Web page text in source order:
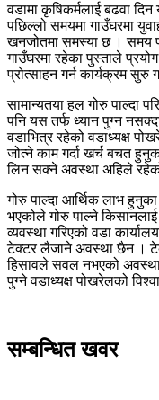
वडामा कृषिकर्मलाई बढवा
पछिल्लो समयमा गाउँघरमा
खनजोतमा समस्या छ । समय
गाउँघरमा रहेका पुस्ताले
प्रोत्साहन गर्न कार्यक्रम सुरु
सामान्यतया हल गोरु पाल्दा
पनि यस तर्फ ध्यान पुग्न
वडाभित्र रहेको वडाध्यक्ष
जोत्ने काम गर्दा खर्च बचत
लिन सक्ने अवस्था अहिले
गोरु पाल्दा आर्थिक लाभ
भएकोले गोरु पाल्ने
व्यवस्था गरिएको वडा
टेक्टर लैजाने अवस्था छैन ।
हिसावले सवल नभएको
पुग्ने वडाध्यक्ष पोखरेलको
सम्बन्धित खवर